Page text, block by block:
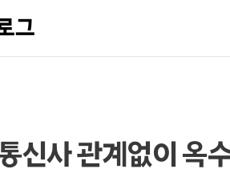
그
신사 관계없이 옥